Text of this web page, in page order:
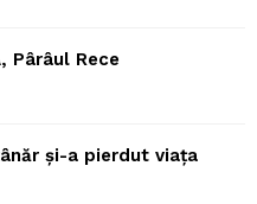
Pârâul Rece
și-a pierdut viața